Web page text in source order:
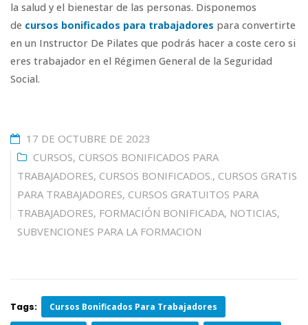
la salud y el bienestar de las personas. Disponemos
de cursos bonificados para trabajadores para convertirte
en un Instructor De Pilates que podrás hacer a coste cero si
eres trabajador en el Régimen General de la Seguridad
Social.
17 DE OCTUBRE DE 2023
CURSOS, CURSOS BONIFICADOS PARA
TRABAJADORES, CURSOS BONIFICADOS., CURSOS GRATIS
PARA TRABAJADORES, CURSOS GRATUITOS PARA
TRABAJADORES, FORMACIÓN BONIFICADA, NOTICIAS,
SUBVENCIONES PARA LA FORMACION
Tags: Cursos Bonificados Para Trabajadores